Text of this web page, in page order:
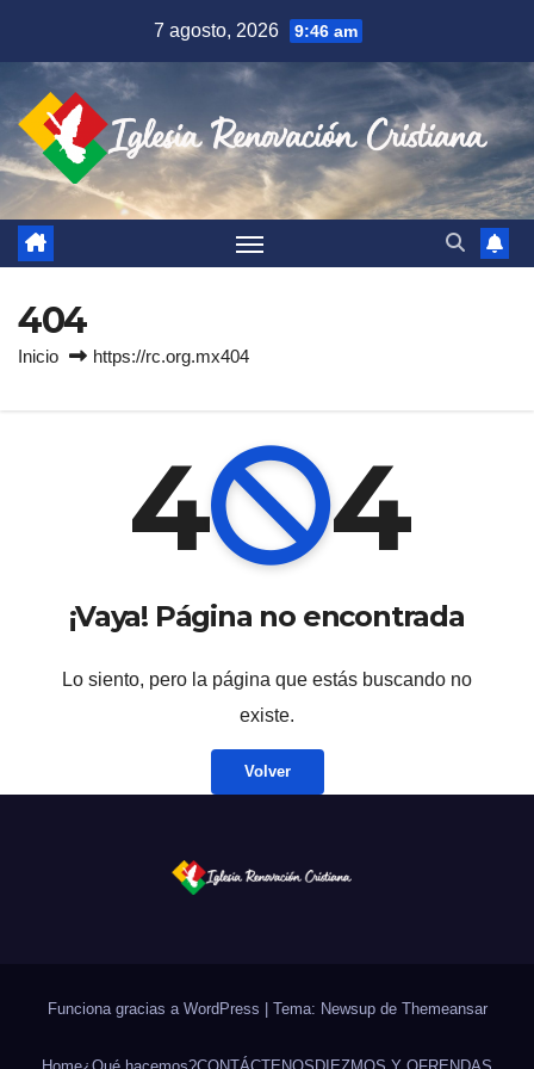
contenido
7 agosto, 2026 9:46 am
404
Inicio https://rc.org.mx404
4 4
¡Vaya! Página no encontrada
Lo siento, pero la página que estás buscando no
existe.
Volver
Funciona gracias a WordPress Tema: Newsup de Themeansar